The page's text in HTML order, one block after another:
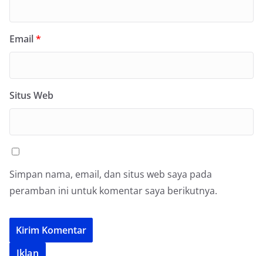
Email*
Situs Web
Simpan nama, email, dan situs web saya pada
peramban ini untuk komentar saya berikutnya.
Iklan